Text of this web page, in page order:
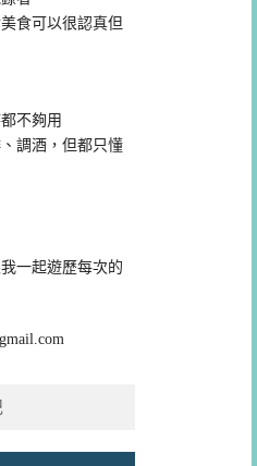
食可以很認真但
不夠用
調酒，但都只懂
一起遊歷每次的